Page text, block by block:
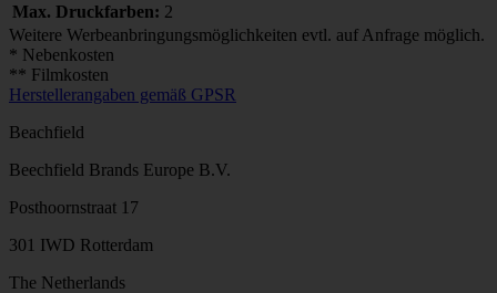
Max. Druckfarben: 2
Weitere Werbeanbringungsmöglichkeiten evtl. auf Anfrage möglich.
* Nebenkosten
** Filmkosten
Herstellerangaben gemäß GPSR
Beachfield
Beechfield Brands Europe B.V.
Posthoornstraat 17
301 IWD Rotterdam
The Netherlands